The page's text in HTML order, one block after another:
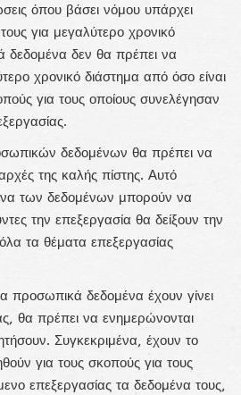
όπου βάσει νόμου υπάρχει
για μεγαλύτερο χρονικό
δεδομένα δεν θα πρέπει να
χρονικό διάστημα από όσο είναι
για τους οποίους συνελέγησαν
δεδομένων θα πρέπει να
της καλής πίστης. Αυτό
των δεδομένων μπορούν να
την επεξεργασία θα δείξουν την
τα θέματα επεξεργασίας
προσωπικά δεδομένα έχουν γίνει
θα πρέπει να ενημερώνονται
Συγκεκριμένα, έχουν το
για τους σκοπούς για τους
επεξεργασίας τα δεδομένα τους,